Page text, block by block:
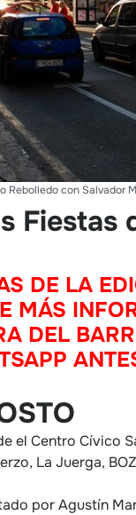
Rebolledo con Salvador
Fiestas
DE LA
MÁS
DEL
el Centro Cívico
La Juerga,
por Agustín